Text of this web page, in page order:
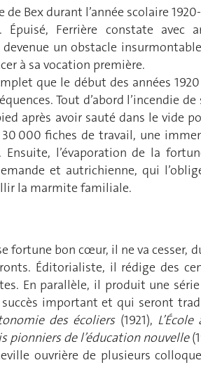
de Bex durant l’année scolaire 1920-
Épuisé, Ferrière constate avec
un obstacle
à sa vocation première.
que le début des années
Tout d’abord l’incendie
après avoir sauté dans le vide
000 fiches de travail, une
Ensuite, l’évaporation de la
et autrichienne, qui
la marmite familiale.
fortune bon cœur, il ne va cesser,
Éditorialiste, il rédige des
En parallèle, il produit une
important et qui seront
des écoliers(1921),
pionniers de l’éducation nouvelle
ouvrière de plusieurs